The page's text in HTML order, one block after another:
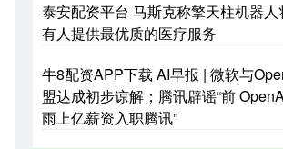
泰安配资平台 马斯克称擎天柱机器人
有人提供最优质的医疗服务
牛8配资APP下载 AI早报 | 微软与
盟达成初步谅解；腾讯辟谣“前
雨上亿薪资入职腾讯”